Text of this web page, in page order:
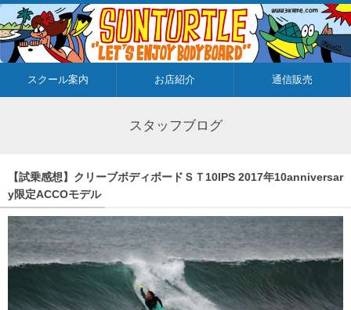
スクール案内 お店紹介 通信販売
スタッフブログ
【試乗感想】クリーブボディボードＳＴ10IPS 2017年10anniversar
y限定ACCOモデル